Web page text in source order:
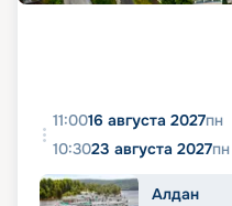
11:0016 августа 2027пн
10:3023 августа 2027пн
Алдан